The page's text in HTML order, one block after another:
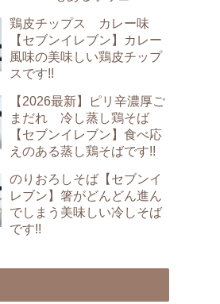
鶏皮チップス カレー味
【セブンイレブン】カレー
風味の美味しい鶏皮チップ
スです!!
【2026最新】ピリ辛濃厚ご
まだれ 冷し蒸し鶏そば
【セブンイレブン】食べ応
えのある蒸し鶏そばです!!
のりおろしそば【セブンイ
レブン】箸がどんどん進ん
でしまう美味しい冷しそば
です!!